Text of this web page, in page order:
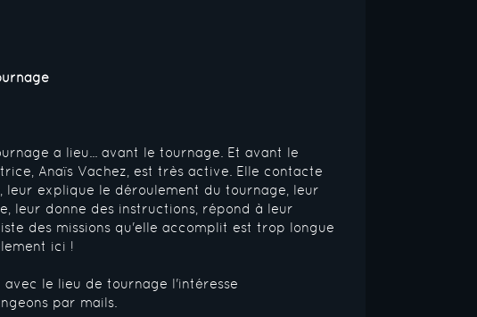
a lieu... avant le tournage. Et avant le
Anaïs Vachez, est très active. Elle contacte
leur explique le déroulement du tournage, leur
leur donne des instructions, répond à leur
des missions qu'elle accomplit est trop longue
ici !
le lieu de tournage l'intéresse
par mails.